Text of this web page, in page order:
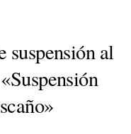
suspensión al